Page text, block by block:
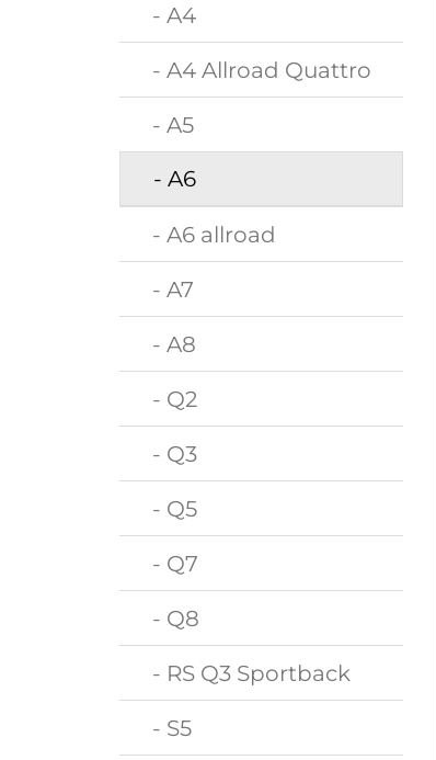
- A4
- A4 Allroad Quattro
- A5
- A6
- A6 allroad
- A7
- A8
- Q2
- Q3
- Q5
- Q7
- Q8
- RS Q3 Sportback
- S5